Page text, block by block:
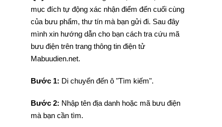
mục đích tự động xác nhận điểm đến cuối cùng
của bưu phẩm, thư tín mà bạn gửi đi. Sau đây
mình xin hướng dẫn cho bạn cách tra cứu mã
bưu điện trên trang thông tin điện tử
Mabuudien.net.
Bước 1: Di chuyển đến ô "Tìm kiếm".
Bước 2: Nhập tên địa danh hoặc mã bưu điện
mà bạn cần tìm.